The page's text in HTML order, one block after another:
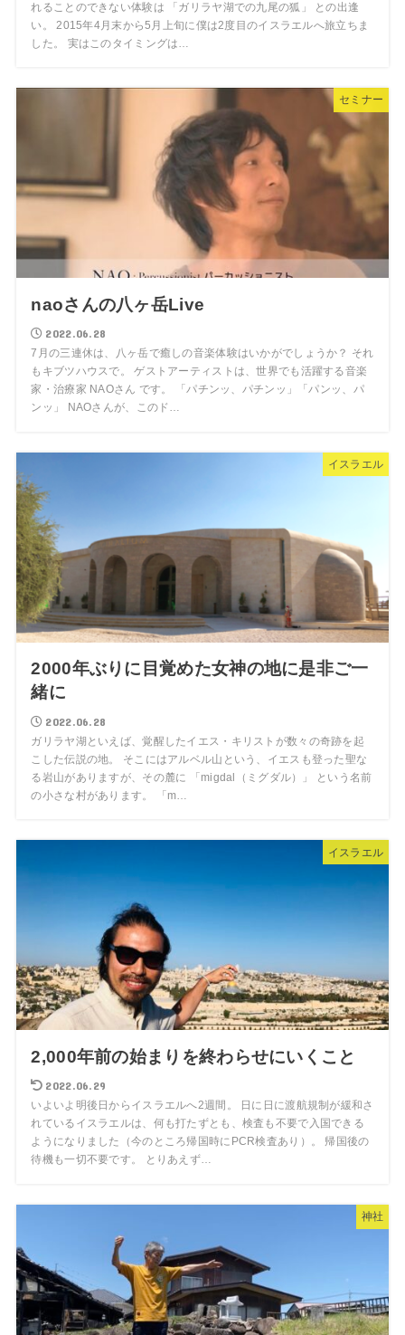
れることのできない体験は 「ガリラヤ湖での九尾の狐」 との出逢
い。 2015年4月末から5月上旬に僕は2度目のイスラエルへ旅立ちま
した。 実はこのタイミングは…
セミナー
naoさんの八ヶ岳Live
2022.06.28
7月の三連休は、八ヶ岳で癒しの音楽体験はいかがでしょうか？ それ
もキブツハウスで。 ゲストアーティストは、世界でも活躍する音楽
家・治療家 NAOさん です。 「パチンッ、パチンッ」「パンッ、パ
ンッ」 NAOさんが、このド…
イスラエル
2000年ぶりに目覚めた女神の地に是非ご一
緒に
2022.06.28
ガリラヤ湖といえば、覚醒したイエス・キリストが数々の奇跡を起
こした伝説の地。 そこにはアルベル山という、イエスも登った聖な
る岩山がありますが、その麓に 「migdal（ミグダル）」 という名前
の小さな村があります。 「m…
イスラエル
2,000年前の始まりを終わらせにいくこと
2022.06.29
いよいよ明後日からイスラエルへ2週間。 日に日に渡航規制が緩和さ
れているイスラエルは、何も打たずとも、検査も不要で入国できる
ようになりました（今のところ帰国時にPCR検査あり）。 帰国後の
待機も一切不要です。 とりあえず…
神社